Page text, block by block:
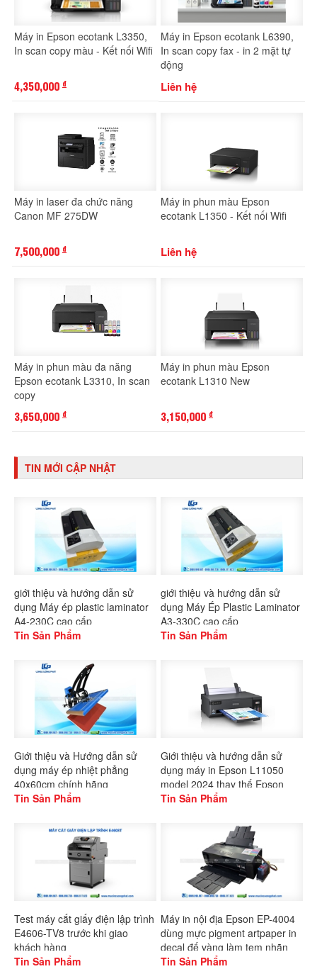
Máy in Epson ecotank L3350,
In scan copy màu - Kết nối Wifi
4,350,000 đ
Máy in Epson ecotank L6390,
In scan copy fax - in 2 mặt tự
động
Liên hệ
Máy in laser đa chức năng
Canon MF 275DW
7,500,000 đ
Máy in phun màu Epson
ecotank L1350 - Kết nối Wifi
Liên hệ
Máy in phun màu đa năng
Epson ecotank L3310, In scan
copy
3,650,000 đ
Máy in phun màu Epson
ecotank L1310 New
3,150,000 đ
TIN MỚI CẬP NHẬT
giới thiệu và hướng dẫn sử
dụng Máy ép plastic laminator
A4-230C cao cấp
Tin Sản Phẩm
giới thiệu và hướng dẫn sử
dụng Máy Ép Plastic Laminator
A3-330C cao cấp
Tin Sản Phẩm
Giới thiệu và Hướng dẫn sử
dụng máy ép nhiệt phẳng
40x60cm chính hãng
Gaoshang
Tin Sản Phẩm
Giới thiệu và hướng dẫn sử
dụng máy in Epson L11050
model 2024 thay thế Epson
L1300
Tin Sản Phẩm
Test máy cắt giấy điện lập trình
E4606-TV8 trước khi giao
khách hàng
Tin Sản Phẩm
Máy in nội địa Epson EP-4004
dùng mực pigment artpaper in
decal đế vàng làm tem nhãn
Tin Sản Phẩm